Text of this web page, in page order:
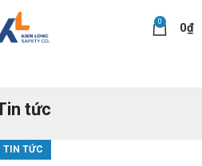
0 0₫
tức
TIN TỨC